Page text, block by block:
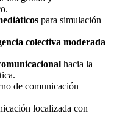
para simulación
colectiva moderada
hacia la
de comunicación
localizada con